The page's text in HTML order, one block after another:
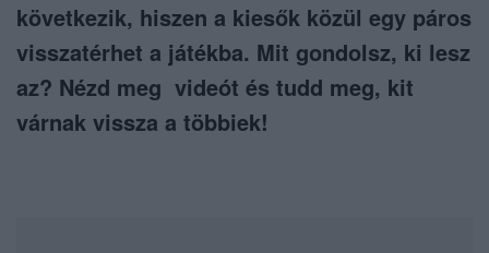
következik, hiszen a kiesők közül egy páros
visszatérhet a játékba. Mit gondolsz, ki lesz
az? Nézd meg videót és tudd meg, kit
várnak vissza a többiek!